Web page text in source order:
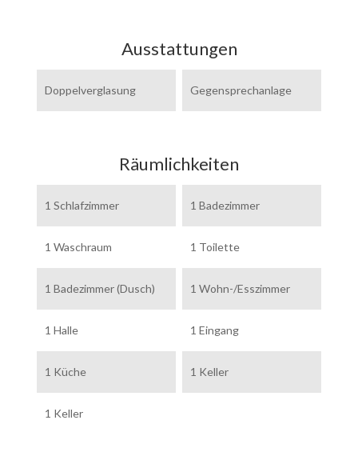
Ausstattungen
Doppelverglasung Gegensprechanlage
Räumlichkeiten
1 Schlafzimmer 1 Badezimmer
1 Waschraum 1 Toilette
1 Badezimmer (Dusch) 1 Wohn-/Esszimmer
1 Halle 1 Eingang
1 Küche 1 Keller
1 Keller